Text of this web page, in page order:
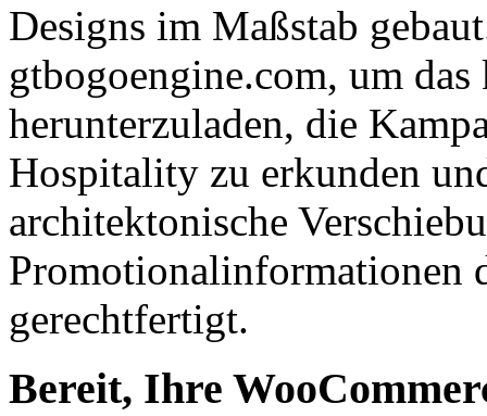
Designs im Maßstab
gtbogoengine.com, um
herunterzuladen, die
Hospitality zu erkunden
architektonische
Promotionalinformationen
gerechtfertigt.
Bereit, Ihre